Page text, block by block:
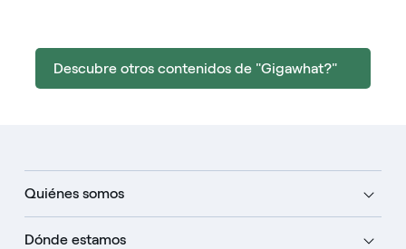
Descubre otros contenidos de "Gigawhat?"
Quiénes somos
Dónde estamos